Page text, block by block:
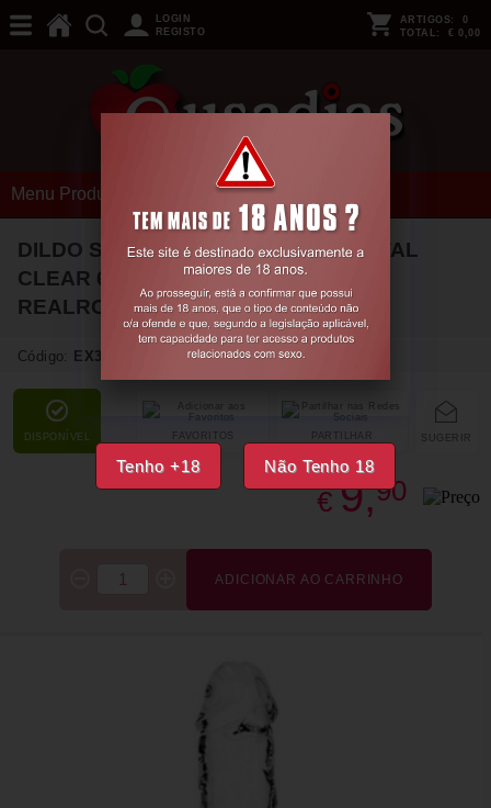
Tenho +18 Não Tenho 18
LOGIN
REGISTO
ARTIGOS: 0
TOTAL: € 0,00
Menu Produtos
DILDO STRAIGHT REALISTIC CRYSTAL
CLEAR 6 /14,5 CM TRANSPARENTE
REALROCK
Código: EX37730
DISPONÍVEL SUGERIR
PARTILHAR
FAVORITOS
€ 9,90
ADICIONAR AO CARRINHO